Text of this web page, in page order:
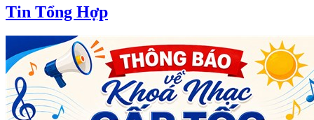
Tin Tổng Hợp